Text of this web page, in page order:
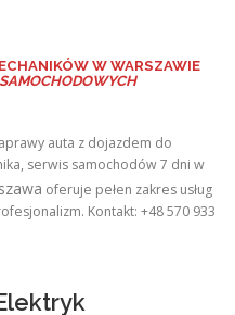
W WARSZAWIE
auta z dojazdem do
serwis samochodów 7 dni w
oferuje pełen zakres usług
Kontakt: +48 570 933